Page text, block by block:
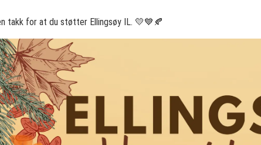
takk for at du støtter Ellingsøy IL. 💛💙🍂